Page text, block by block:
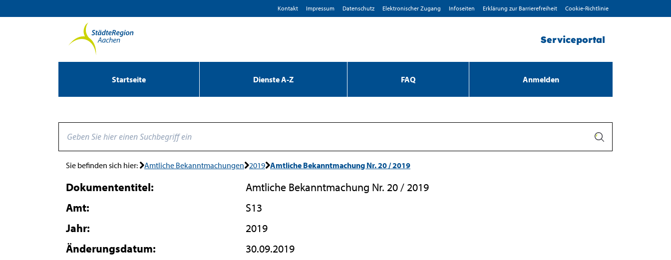
Kontakt Impressum D­atenschutz Elektronischer Zugang Infoseiten Erklärung zur Barrierefreiheit Cookie-Richtlinie
Serviceportal
Startseite Dienste A-Z FAQ Anmelden
Sie befinden sich hier: Amtliche Bekanntmachungen 2019 Amtliche Bekanntmachung Nr. 20 / 2019
Dokumententitel:
Amtliche Bekanntmachung Nr. 20 / 2019
Amt:
S13
Jahr:
2019
Änderungsdatum:
30.09.2019